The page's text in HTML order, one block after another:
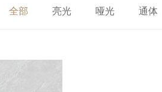
全部 亮光 哑光 通体